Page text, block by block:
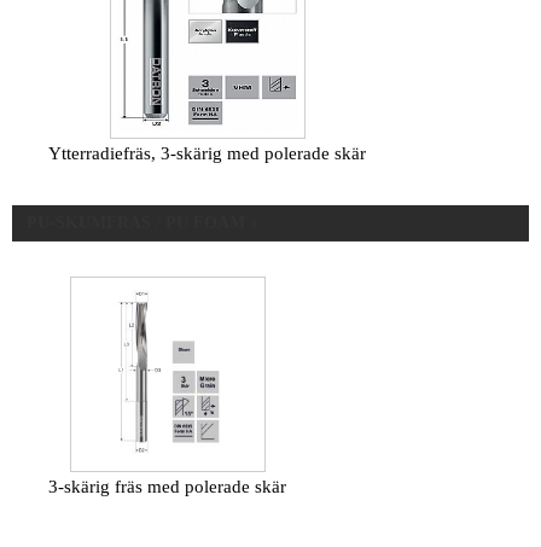
Ytterradiefräs, 3-skärig med polerade skär
3-skärig fräs med polerade skär